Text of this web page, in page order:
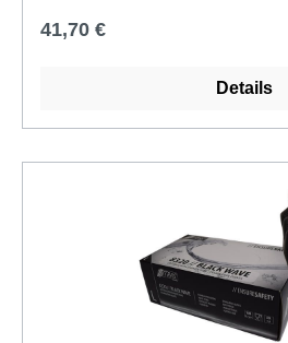
Regulärer Preis:
41,70 €
Details